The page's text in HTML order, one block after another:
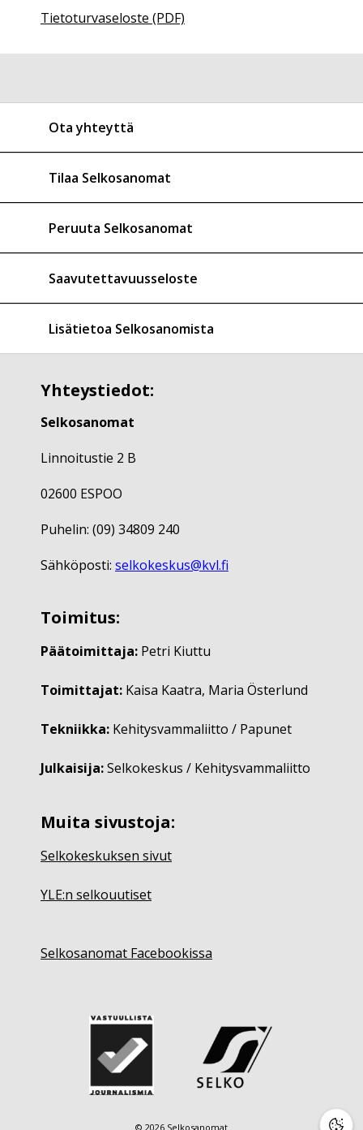
Tietoturvaseloste (PDF)
Ota yhteyttä
Tilaa Selkosanomat
Peruuta Selkosanomat
Saavutettavuusseloste
Lisätietoa Selkosanomista
Yhteystiedot:
Selkosanomat
Linnoitustie 2 B
02600 ESPOO
Puhelin: (09) 34809 240
Sähköposti: selkokeskus@kvl.fi
Toimitus:
Päätoimittaja: Petri Kiuttu
Toimittajat: Kaisa Kaatra, Maria Österlund
Tekniikka: Kehitysvammaliitto / Papunet
Julkaisija:Selkokeskus / Kehitysvammaliitto
Muita sivustoja:
Selkokeskuksen sivut
YLE:n selkouutiset
Selkosanomat Facebookissa
© 2026 Selkosanomat